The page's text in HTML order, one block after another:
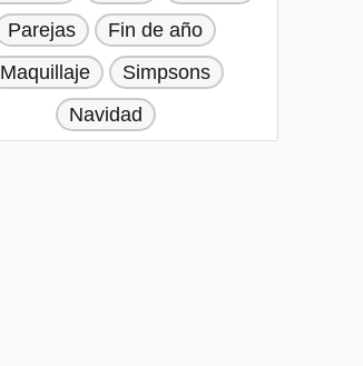
Parejas
Fin de año
Maquillaje
Simpsons
Navidad